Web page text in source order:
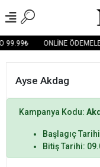
99.99₺ ONLİNE
Ayse Akdag
Kampanya Kodu:
Başlagıç
Bitiş Tarihi: